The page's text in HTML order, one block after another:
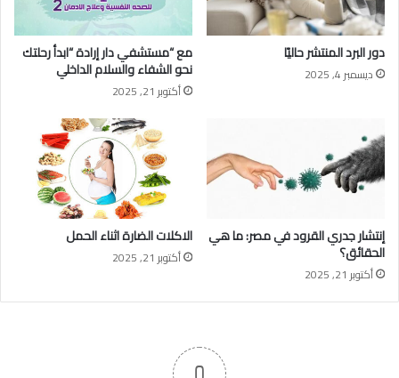
دور البرد المنتشر حاليًا
ديسمبر 4, 2025
مع “مستشفي دار إرادة “ابدأ رحلتك
نحو الشفاء والسلام الداخلي
أكتوبر 21, 2025
إنتشار جدري القرود في مصر: ما هي
الحقائق؟
أكتوبر 21, 2025
الاكلات الضارة اثناء الحمل
أكتوبر 21, 2025